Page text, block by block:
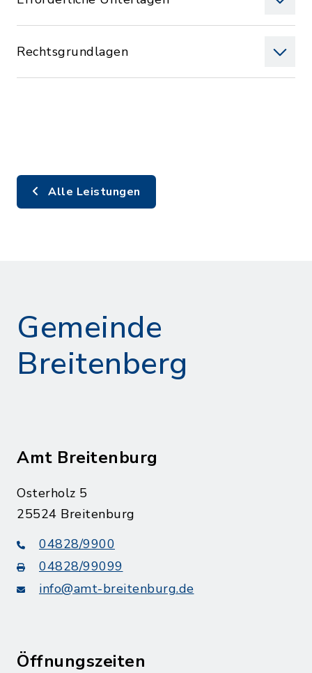
Rechtsgrundlagen
Alle Leistungen
Gemeinde
Breitenberg
Amt Breitenburg
Osterholz 5
25524 Breitenburg
04828/9900
04828/99099
info@amt-breitenburg.de
Öffnungszeiten